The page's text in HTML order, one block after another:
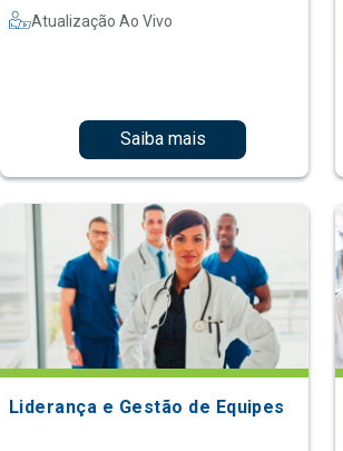
Atualização Ao Vivo
Saiba mais
Liderança e Gestão de Equipes